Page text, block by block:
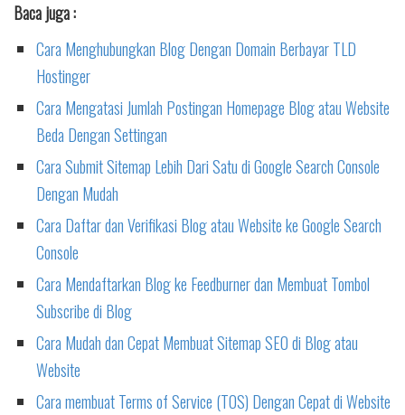
Baca juga :
Cara Menghubungkan Blog Dengan Domain Berbayar TLD
Hostinger
Cara Mengatasi Jumlah Postingan Homepage Blog atau Website
Beda Dengan Settingan
Cara Submit Sitemap Lebih Dari Satu di Google Search Console
Dengan Mudah
Cara Daftar dan Verifikasi Blog atau Website ke Google Search
Console
Cara Mendaftarkan Blog ke Feedburner dan Membuat Tombol
Subscribe di Blog
Cara Mudah dan Cepat Membuat Sitemap SEO di Blog atau
Website
Cara membuat Terms of Service (TOS) Dengan Cepat di Website